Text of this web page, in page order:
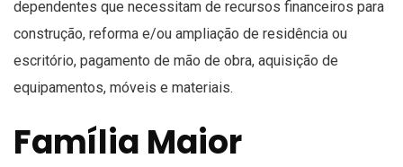
dependentes que necessitam de recursos financeiros para
construção, reforma e/ou ampliação de residência ou
escritório, pagamento de mão de obra, aquisição de
equipamentos, móveis e materiais.
Família Maior